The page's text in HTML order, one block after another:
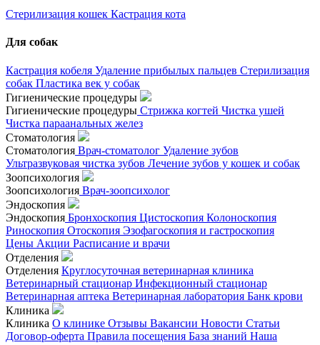
Стерилизация кошек Кастрация кота
Для собак
Кастрация кобеля Удаление прибылых пальцев Стерилизация
собак Пластика век у собак
Гигиенические процедуры
Гигиенические процедуры Стрижка когтей Чистка ушей
Чистка параанальных желез
Стоматология
Стоматология Врач-стоматолог Удаление зубов
Ультразвуковая чистка зубов Лечение зубов у кошек и собак
Зоопсихология
Зоопсихология Врач-зоопсихолог
Эндоскопия
Эндоскопия Бронхоскопия Цистоскопия Колоноскопия
Риноскопия Отоскопия Эзофагоскопия и гастроскопия
Цены Акции Расписание и врачи
Отделения
Отделения Круглосуточная ветеринарная клиника
Ветеринарный стационар Инфекционный стационар
Ветеринарная аптека Ветеринарная лаборатория Банк крови
Клиника
Клиника О клинике Отзывы Вакансии Новости Статьи
Договор-оферта Правила посещения База знаний Наша